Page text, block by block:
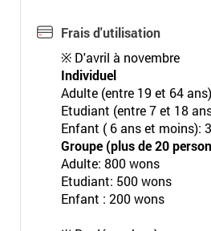
Frais d'utilisation
※ D'avril à novembre
Individuel
Adulte (entre 19 et 64
Etudiant (entre 7 et 18
Enfant ( 6 ans et moins):
Groupe (plus de 20
Adulte: 800 wons
Etudiant: 500 wons
Enfant : 200 wons